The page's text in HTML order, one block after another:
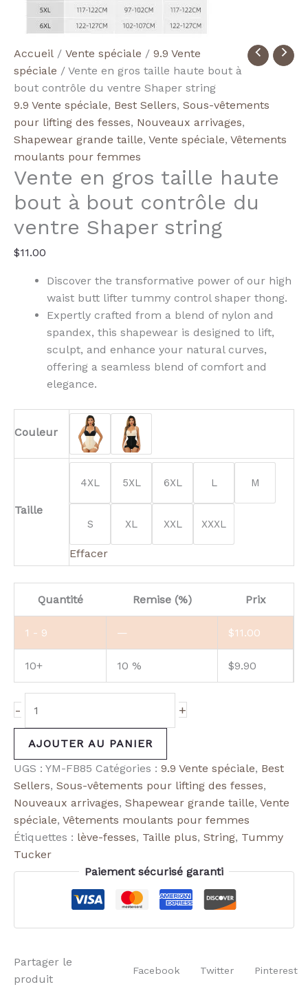
Accueil / Vente spéciale / 9.9 Vente
spéciale / Vente en gros taille haute bout à
bout contrôle du ventre Shaper string
9.9 Vente spéciale, Best Sellers, Sous-vêtements
pour lifting des fesses, Nouveaux arrivages,
Shapewear grande taille, Vente spéciale, Vêtements
moulants pour femmes
Vente en gros taille haute
bout à bout contrôle du
ventre Shaper string
$11.00
Discover the transformative power of our high
waist butt lifter tummy control shaper thong.
Expertly crafted from a blend of nylon and
spandex, this shapewear is designed to lift,
sculpt, and enhance your natural curves,
offering a seamless blend of comfort and
elegance.
Couleur
Taille
4XL 5XL 6XL L M
S XL XXL XXXL
Effacer
Quantité Remise (%) Prix
1 - 9 — $11.00
10+ 10 % $9.90
-
quantité
de
Wholesale
High
Waist
Butt
Lifter
Tummy
Shaper
Thong
+
AJOUTER AU PANIER
UGS : YM-FB85 Catégories : 9.9 Vente spéciale, Best
Sellers, Sous-vêtements pour lifting des fesses,
Nouveaux arrivages, Shapewear grande taille, Vente
spéciale, Vêtements moulants pour femmes
Étiquettes : lève-fesses, Taille plus, String, Tummy
Tucker
Paiement sécurisé garanti
Partager le
produit
Facebook Twitter Pinterest